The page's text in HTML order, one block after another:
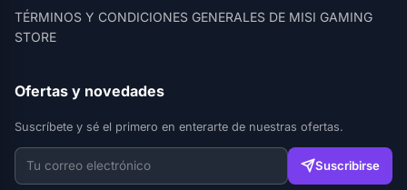
TÉRMINOS Y CONDICIONES GENERALES DE MISI GAMING
STORE
Ofertas y novedades
Suscríbete y sé el primero en enterarte de nuestras ofertas.
Suscribirse